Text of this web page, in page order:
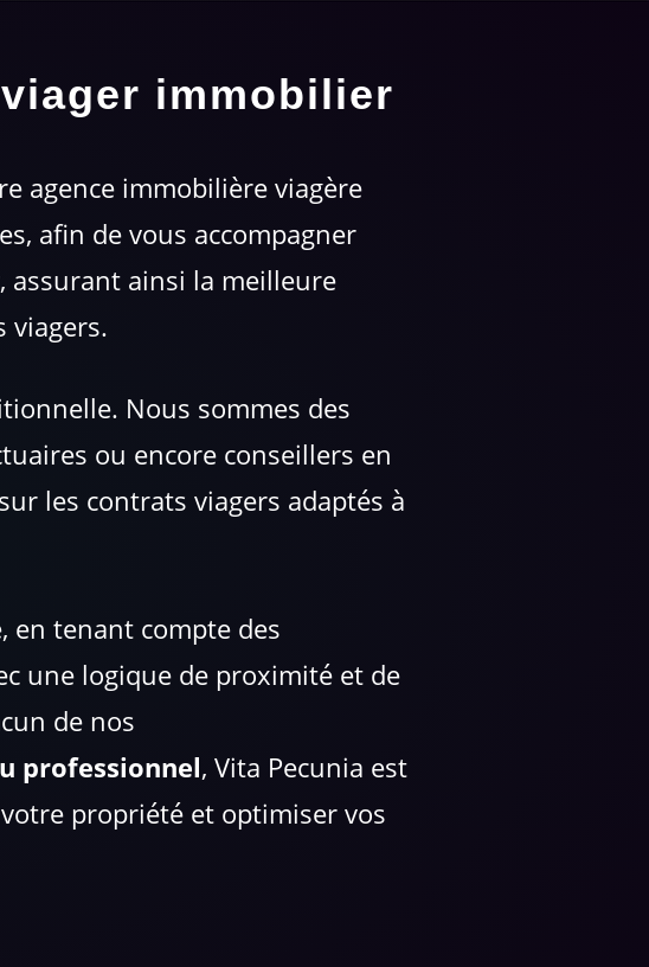
immobilier
agence immobilière viagère
afin de vous accompagner
assurant ainsi la meilleure
viagers.
Nous sommes des
ou encore conseillers en
les contrats viagers adaptés à
en tenant compte des
une logique de proximité et de
de nos
professionnel, Vita Pecunia est
propriété et optimiser vos